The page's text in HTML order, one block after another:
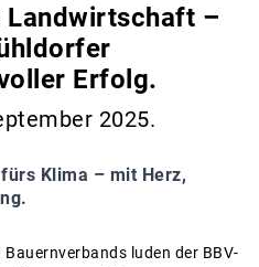
–
Erfolg.
2025.
Klima – mit Herz,
luden der BBV-